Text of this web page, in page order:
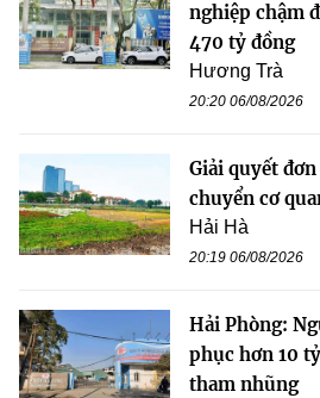
nghiệp chậm
470 tỷ đồng
Hương Trà
20:20 06/08/2026
Giải quyết
chuyển cơ
Hải Hà
20:19 06/08/2026
Hải Phòng:
phục hơn 10
tham nhũng